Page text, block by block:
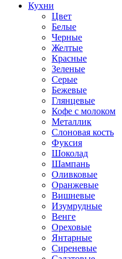
Кухни
Цвет
Белые
Черные
Желтые
Красные
Зеленые
Серые
Бежевые
Глянцевые
Кофе с молоком
Металлик
Слоновая кость
Фуксия
Шоколад
Шампань
Оливковые
Оранжевые
Вишневые
Изумрудные
Венге
Ореховые
Янтарные
Сиреневые